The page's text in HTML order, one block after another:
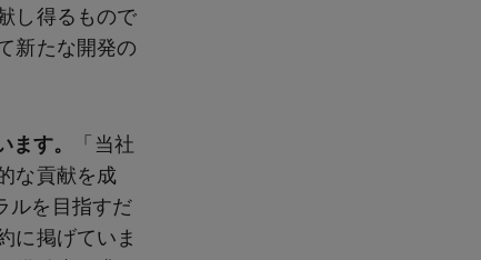
し得るもので
新たな開発の
す。
「当社
な貢献を成
ルを目指すだ
に掲げていま